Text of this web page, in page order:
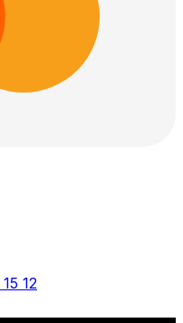
12